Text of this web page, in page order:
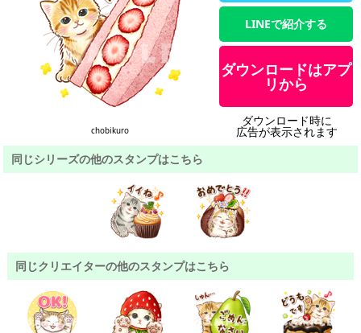
chobikuro
LINEで紹介する
ダウンロードはアプ
リから
ダウンロード時に
広告が表示されます
同じシリーズの他のスタンプはこちら
同じクリエイターの他のスタンプはこちら